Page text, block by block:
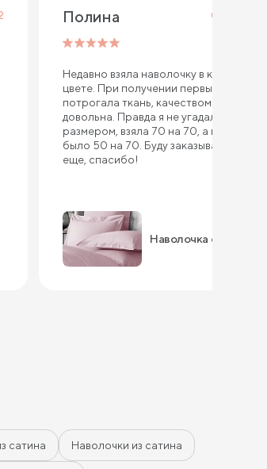
Полина 04.12.2022
Недавно взяла наволочку в кремовом
цвете. При получении первым делом
потрогала ткань, качеством осталась
довольна. Правда я не угадала с
размером, взяла 70 на 70, а надо
было 50 на 70. Буду заказывать у вас
еще, спасибо!
Наволочка оксфорд
сатина Наволочки из сатина